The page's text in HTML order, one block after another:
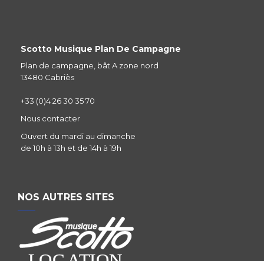
Scotto Musique Plan De Campagne
Plan de campagne, bât A zone nord
13480 Cabriès
+33 (0)4 26 30 35 70
Nous contacter
Ouvert du mardi au dimanche
de 10h à 13h et de 14h à 19h
NOS AUTRES SITES